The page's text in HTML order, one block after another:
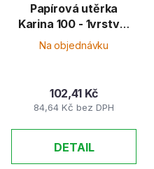
Papírová utěrka
Karina 100 - 1vrstvá,
20cm x 100m
Na objednávku
84,64 Kč bez DPH
102,41 Kč
DETAIL